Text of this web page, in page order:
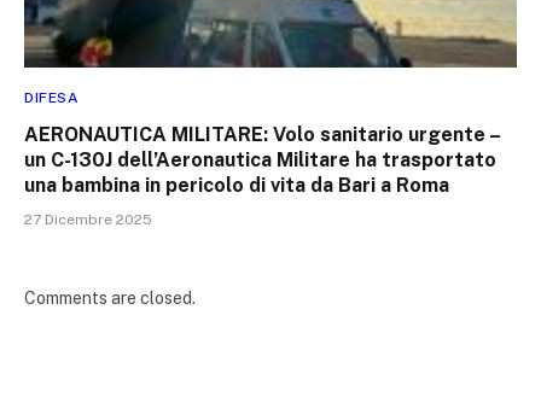
DIFESA
AERONAUTICA MILITARE: Volo sanitario urgente –
un C-130J dell’Aeronautica Militare ha trasportato
una bambina in pericolo di vita da Bari a Roma
27 Dicembre 2025
Comments are closed.